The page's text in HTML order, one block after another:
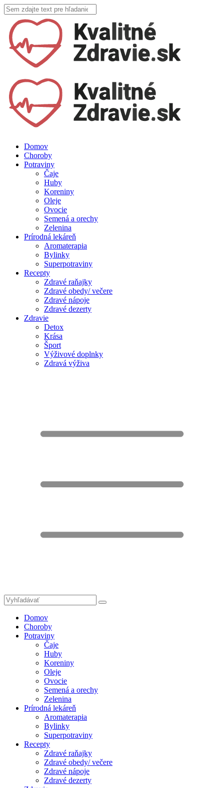
Domov
Choroby
Potraviny
Čaje
Huby
Koreniny
Oleje
Ovocie
Semená a orechy
Zelenina
Prírodná lekáreň
Aromaterapia
Bylinky
Superpotraviny
Recepty
Zdravé raňajky
Zdravé obedy/ večere
Zdravé nápoje
Zdravé dezerty
Zdravie
Detox
Krása
Šport
Výživové doplnky
Zdravá výživa
Domov
Choroby
Potraviny
Čaje
Huby
Koreniny
Oleje
Ovocie
Semená a orechy
Zelenina
Prírodná lekáreň
Aromaterapia
Bylinky
Superpotraviny
Recepty
Zdravé raňajky
Zdravé obedy/ večere
Zdravé nápoje
Zdravé dezerty